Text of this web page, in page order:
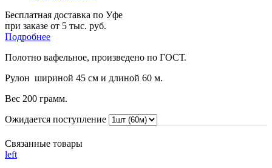
Бесплатная доставка по Уфе
при заказе от 5 тыс. руб.
Подробнее
Полотно вафельное, произведено по ГОСТ.
Рулон шириной 45 см и длиной 60 м.
Вес 200 грамм.
Ожидается поступление
Связанные товары
left